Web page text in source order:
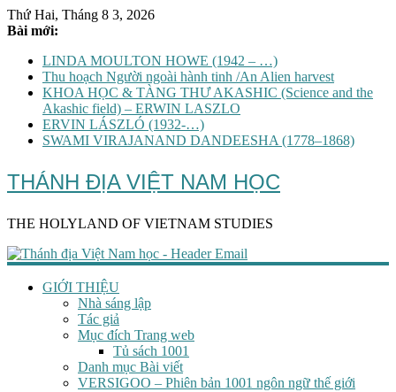
Thứ Hai, Tháng 8 3, 2026
Bài mới:
LINDA MOULTON HOWE (1942 – …)
Thu hoạch Người ngoài hành tinh /An Alien harvest
KHOA HỌC & TÀNG THƯ AKASHIC (Science and the
Akashic field) – ERWIN LASZLO
ERVIN LÁSZLÓ (1932-…)
SWAMI VIRAJANAND DANDEESHA (1778–1868)
THÁNH ĐỊA VIỆT NAM HỌC
THE HOLYLAND OF VIETNAM STUDIES
GIỚI THIỆU
Nhà sáng lập
Tác giả
Mục đích Trang web
Tủ sách 1001
Danh mục Bài viết
VERSIGOO – Phiên bản 1001 ngôn ngữ thế giới